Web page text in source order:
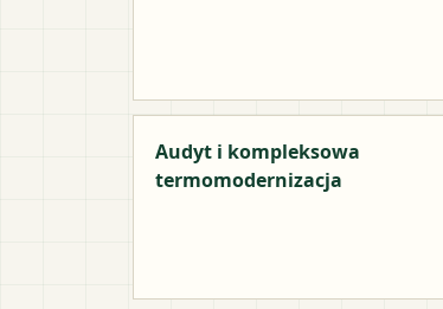
Audyt i kompleksowa
termomodernizacja